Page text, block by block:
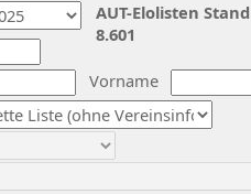
Vorname
AUT-Elolisten
8.601